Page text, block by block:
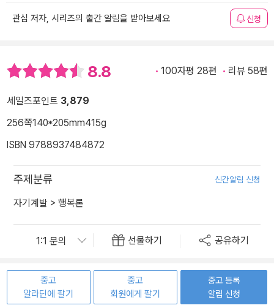
관심 저자, 시리즈의 출간 알림을 받아보세요 신청
8.8 100자평 28편 리뷰 58편
세일즈포인트 3,879
256쪽140*205mm415g
ISBN 9788937484872
주제분류 신간알림 신청
자기계발 > 행복론
선물하기 공유하기
중고
알라딘에 팔기
중고
회원에게 팔기
중고 등록
알림 신청